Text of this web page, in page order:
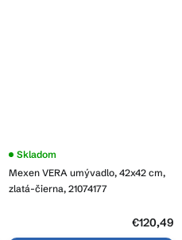
Mexen VERA umývadlo, 42x42 cm,
zlatá-čierna, 21074177
Skladom
€120,49